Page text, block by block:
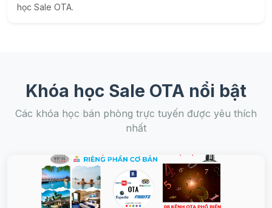
học Sale OTA.
Khóa học Sale OTA nổi bật
Các khóa học bán phòng trực tuyến được yêu thích
nhất